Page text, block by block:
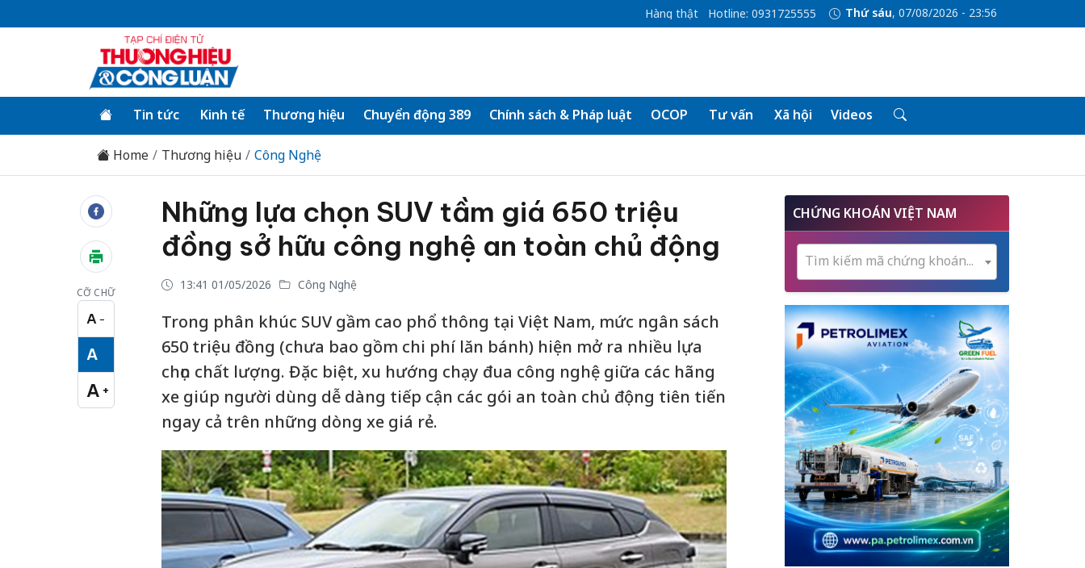
Hàng thật Hotline: 0931725555 Thứ sáu, 07/08/2026 - 23:56
Tin tức Kinh tế Thương hiệu Chuyển động 389 Chính sách & Pháp luật OCOP Tư vấn Xã hội Videos
Home Thương hiệu Công Nghệ
CỠ CHỮ
A −
Cỡ chữ nhỏ
A
Cỡ chữ vừa
A +
Cỡ chữ lớn
Những lựa chọn SUV tầm giá 650 triệu
đồng sở hữu công nghệ an toàn chủ động
13:41 01/05/2026 Công Nghệ
Trong phân khúc SUV gầm cao phổ thông tại Việt Nam, mức ngân sách
650 triệu đồng (chưa bao gồm chi phí lăn bánh) hiện mở ra nhiều lựa
chọn chất lượng. Đặc biệt, xu hướng chạy đua công nghệ giữa các hãng
xe giúp người dùng dễ dàng tiếp cận các gói an toàn chủ động tiên tiến
ngay cả trên những dòng xe giá rẻ.
CHỨNG KHOÁN VIỆT NAM
Tìm kiếm mã chứng khoán...